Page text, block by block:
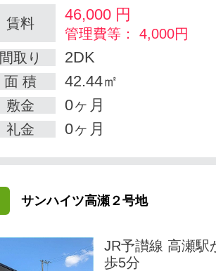
賃料 46,000 円
管理費等： 4,000円
間取り
2DK
面 積 42.44㎡
敷金 0ヶ月
礼金 0ヶ月
サンハイツ高瀬２号地
JR予讃線 高瀬駅
歩5分